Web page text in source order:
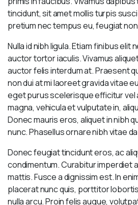
tincidunt, sit amet mollis turpis
pretium nec tempus eu, feugiat
Nulla id nibh ligula. Etiam finibus elit
auctor tortor iaculis. Vivamus
auctor felis interdum at. Praesent
non dui at mi laoreet gravida vitae
eget purus scelerisque efficitur vel
magna, vehicula et vulputate in,
Donec mauris eros, aliquet in nibh
nunc. Phasellus ornare nibh vitae
Donec feugiat tincidunt eros, ac
condimentum. Curabitur imperdiet
mattis. Fusce a dignissim est. In
placerat nunc quis, porttitor
nulla arcu. Proin felis augue,